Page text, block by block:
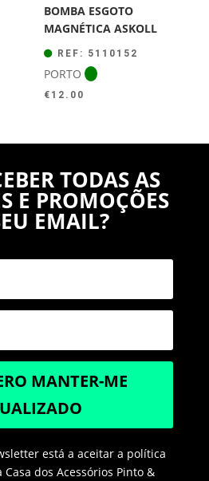
BOMBA ESGOTO
MAGNÉTICA ASKOLL
REF: 5110152
PORTO
€ 12.00
TODAS AS
E PROMOÇÕES
EMAIL?
MANTER-ME
está a aceitar a política
dos Acessórios Pinto &